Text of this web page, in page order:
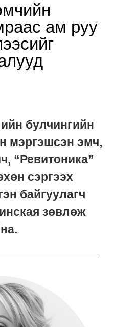
ам руу
булчингийн
мэргэшсэн эмч,
“Ревитоника”
сэргээх
байгуулагч
зөвлөж